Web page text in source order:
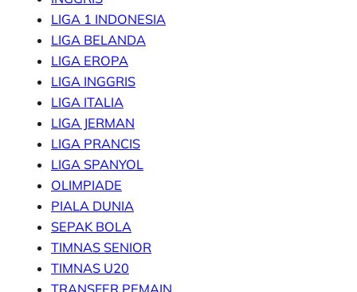
LIGA 1 INDONESIA
LIGA BELANDA
LIGA EROPA
LIGA INGGRIS
LIGA ITALIA
LIGA JERMAN
LIGA PRANCIS
LIGA SPANYOL
OLIMPIADE
PIALA DUNIA
SEPAK BOLA
TIMNAS SENIOR
TIMNAS U20